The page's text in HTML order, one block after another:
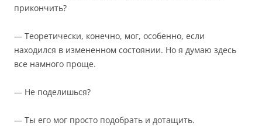
прикончить?
— Теоретически, конечно, мог, особенно, если
находился в измененном состоянии. Но я думаю здесь
все намного проще.
— Не поделишься?
— Ты его мог просто подобрать и дотащить.